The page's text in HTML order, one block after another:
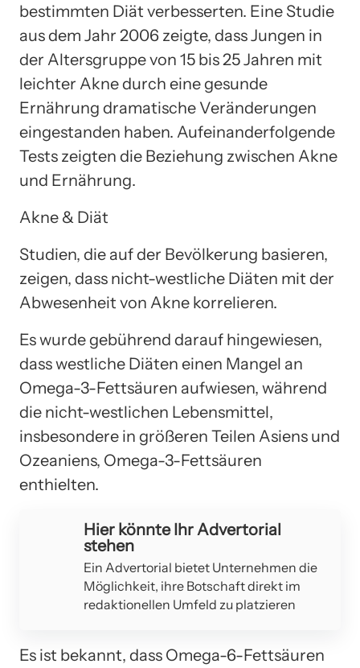
bestimmten Diät verbesserten. Eine Studie
aus dem Jahr 2006 zeigte, dass Jungen in
der Altersgruppe von 15 bis 25 Jahren mit
leichter Akne durch eine gesunde
Ernährung dramatische Veränderungen
eingestanden haben. Aufeinanderfolgende
Tests zeigten die Beziehung zwischen Akne
und Ernährung.
Akne & Diät
Studien, die auf der Bevölkerung basieren,
zeigen, dass nicht-westliche Diäten mit der
Abwesenheit von Akne korrelieren.
Es wurde gebührend darauf hingewiesen,
dass westliche Diäten einen Mangel an
Omega-3-Fettsäuren aufwiesen, während
die nicht-westlichen Lebensmittel,
insbesondere in größeren Teilen Asiens und
Ozeaniens, Omega-3-Fettsäuren
enthielten.
Hier könnte Ihr Advertorial
stehen
Ein Advertorial bietet Unternehmen die
Möglichkeit, ihre Botschaft direkt im
redaktionellen Umfeld zu platzieren
Es ist bekannt, dass Omega-6-Fettsäuren